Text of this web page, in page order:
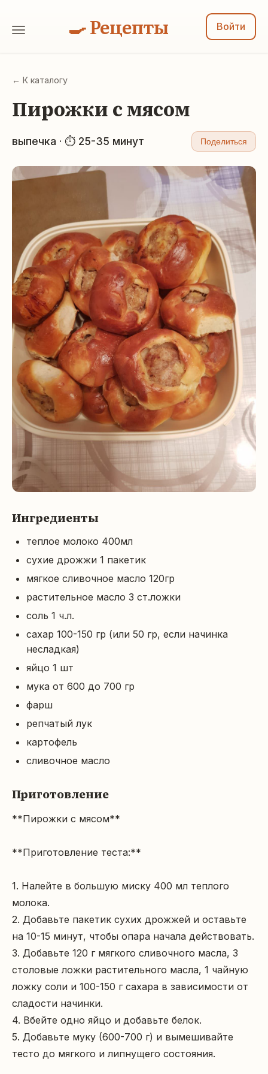
🍳 Рецепты Войти
← К каталогу
Пирожки с мясом
выпечка · ⏱ 25-35 минут Поделиться
Ингредиенты
теплое молоко 400мл
сухие дрожжи 1 пакетик
мягкое сливочное масло 120гр
растительное масло 3 ст.ложки
соль 1 ч.л.
сахар 100-150 гр (или 50 гр, если начинка
несладкая)
яйцо 1 шт
мука от 600 до 700 гр
фарш
репчатый лук
картофель
сливочное масло
Приготовление
**Пирожки с мясом**
**Приготовление теста:**
1. Налейте в большую миску 400 мл теплого
молока.
2. Добавьте пакетик сухих дрожжей и оставьте
на 10-15 минут, чтобы опара начала действовать.
3. Добавьте 120 г мягкого сливочного масла, 3
столовые ложки растительного масла, 1 чайную
ложку соли и 100-150 г сахара в зависимости от
сладости начинки.
4. Вбейте одно яйцо и добавьте белок.
5. Добавьте муку (600-700 г) и вымешивайте
тесто до мягкого и липнущего состояния.